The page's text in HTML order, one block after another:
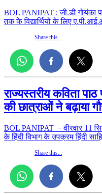
BOL PANIPAT : जी.डी गोयंका
तक के विद्यार्थियों के लिए
Share this...
राज्यस्तरीय कविता
की छात्राओं ने बढ़ाया
BOL PANIPAT – वीरवार 11
के हिंदी विभाग के उपक्रम हिंदी
Share this...